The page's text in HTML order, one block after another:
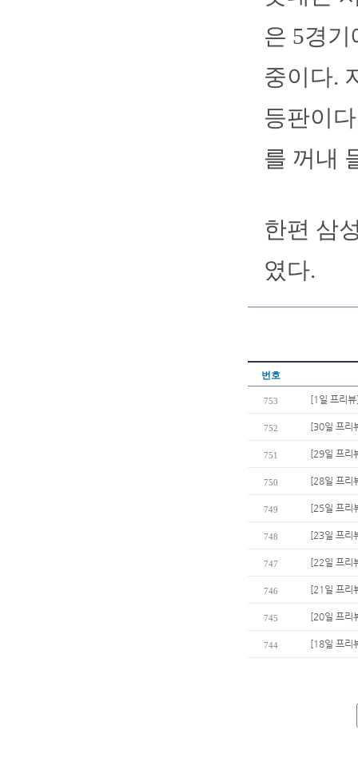
은 5경
중이다.
등판이
를 꺼내
한편 삼
였다.
번호
753 [1일 프리
752 [30일 프리
751 [29일 프리
750 [28일 프리
749 [25일 프리
748 [23일 프리
747 [22일 프리
746 [21일 프리
745 [20일 프리
744 [18일 프리